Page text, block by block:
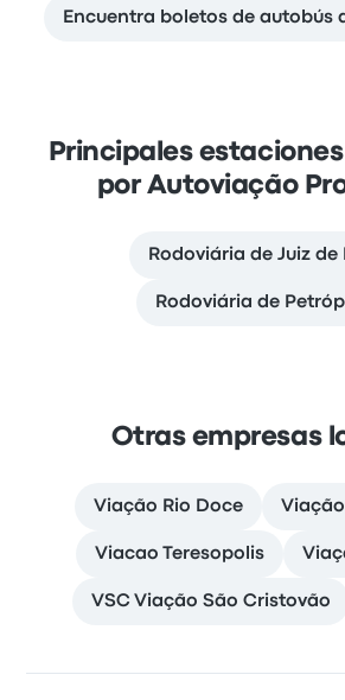
Encuentra boletos de autobús
Principales
por Autoviação
Rodoviária de Juiz de
Rodoviária de
Otras empresas
Viação Rio Doce
Viacao Teresopolis
VSC Viação São Cristovão